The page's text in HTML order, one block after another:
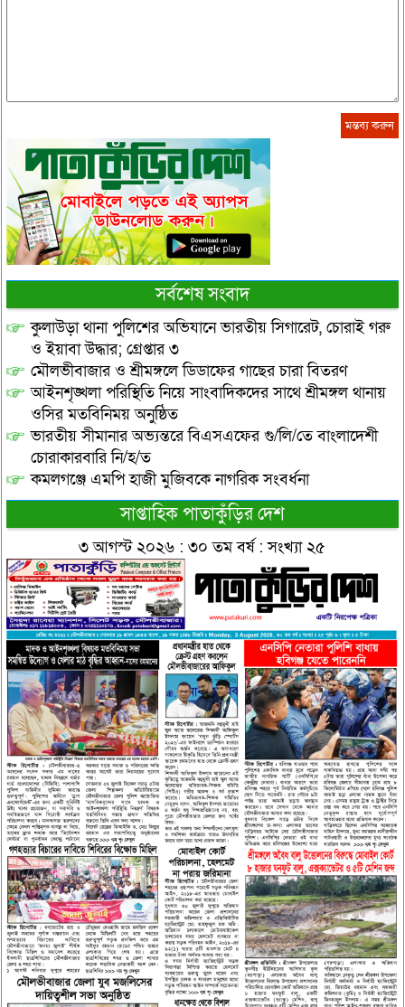
সর্বশেষ সংবাদ
কুলাউড়া থানা পুলিশের অভিযানে ভারতীয় সিগারেট, চোরাই গরু
ও ইয়াবা উদ্ধার; গ্রেপ্তার ৩
মৌলভীবাজার ও শ্রীমঙ্গলে ডিডাফের গাছের চারা বিতরণ
আইনশৃঙ্খলা পরিস্থিতি নিয়ে সাংবাদিকদের সাথে শ্রীমঙ্গল থানায়
ওসির মতবিনিময় অনুষ্ঠিত
ভারতীয় সীমানার অভ্যন্তরে বিএসএফের গু/লি/তে বাংলাদেশী
চোরাকারবারি নি/হ/ত
কমলগঞ্জে এমপি হাজী মুজিবকে নাগরিক সংবর্ধনা
সাপ্তাহিক পাতাকুঁড়ির দেশ
৩ আগস্ট ২০২৬ : ৩০ তম বর্ষ : সংখ্যা ২৫